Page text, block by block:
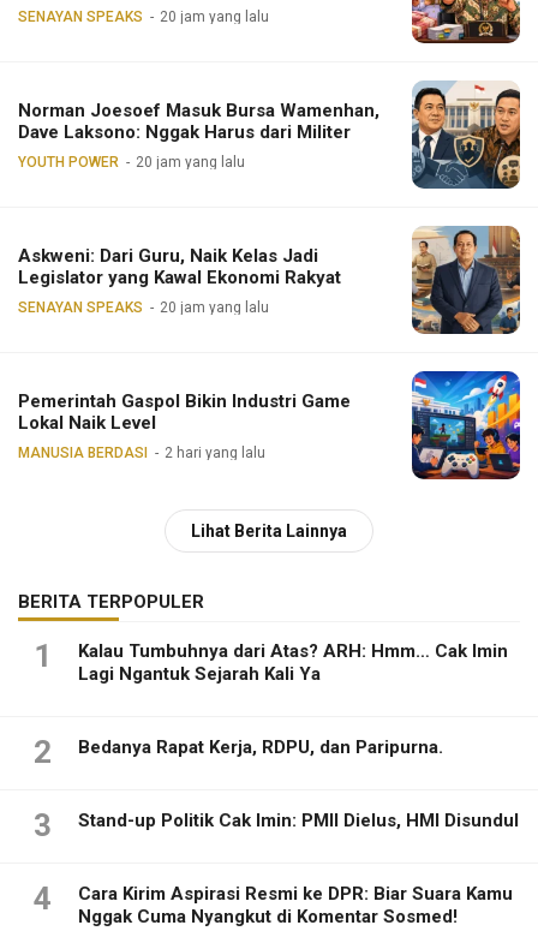
SENAYAN SPEAKS 20 jam yang lalu
Norman Joesoef Masuk Bursa Wamenhan,
Dave Laksono: Nggak Harus dari Militer
YOUTH POWER 20 jam yang lalu
Askweni: Dari Guru, Naik Kelas Jadi
Legislator yang Kawal Ekonomi Rakyat
SENAYAN SPEAKS 20 jam yang lalu
Pemerintah Gaspol Bikin Industri Game
Lokal Naik Level
MANUSIA BERDASI 2 hari yang lalu
Lihat Berita Lainnya
BERITA TERPOPULER
1
Kalau Tumbuhnya dari Atas? ARH: Hmm… Cak Imin
Lagi Ngantuk Sejarah Kali Ya
2 Bedanya Rapat Kerja, RDPU, dan Paripurna.
3 Stand-up Politik Cak Imin: PMII Dielus, HMI Disundul
4
Cara Kirim Aspirasi Resmi ke DPR: Biar Suara Kamu
Nggak Cuma Nyangkut di Komentar Sosmed!